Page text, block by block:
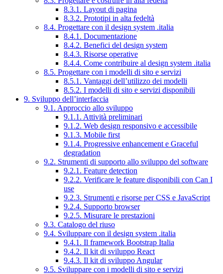
8.3.1. Layout di pagina
8.3.2. Prototipi in alta fedeltà
8.4. Progettare con il design system .italia
8.4.1. Documentazione
8.4.2. Benefici del design system
8.4.3. Risorse operative
8.4.4. Come contribuire al design system .italia
8.5. Progettare con i modelli di sito e servizi
8.5.1. Vantaggi dell’utilizzo dei modelli
8.5.2. I modelli di sito e servizi disponibili
9. Sviluppo dell’interfaccia
9.1. Approccio allo sviluppo
9.1.1. Attività preliminari
9.1.2. Web design responsivo e accessibile
9.1.3. Mobile first
9.1.4. Progressive enhancement e Graceful
degradation
9.2. Strumenti di supporto allo sviluppo del software
9.2.1. Feature detection
9.2.2. Verificare le feature disponibili con Can I
use
9.2.3. Strumenti e risorse per CSS e JavaScript
9.2.4. Supporto browser
9.2.5. Misurare le prestazioni
9.3. Catalogo del riuso
9.4. Sviluppare con il design system .italia
9.4.1. Il framework Bootstrap Italia
9.4.2. Il kit di sviluppo React
9.4.3. Il kit di sviluppo Angular
9.5. Sviluppare con i modelli di sito e servizi